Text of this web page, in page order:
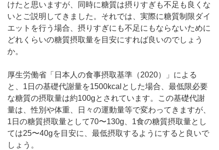
けたと思いますが、同時に糖質は摂りすぎも不足も良くな
いとご説明してきました。それでは、実際に糖質制限ダイ
エットを行う場合、摂りすぎにも不足にもならないために
どれくらいの糖質摂取量を目安にすれば良いのでしょう
か。
厚生労働省「日本人の食事摂取基準（2020）」による
と、1日の基礎代謝量を1500kcalとした場合、最低限必要
な糖質の摂取量は約100gとされています。この基礎代謝
量は、性別や体重、日々の運動量等で変わってきますが、
1日の糖質摂取量として70〜130g、1食の糖質摂取量とし
ては25〜40gを目安に、最低摂取するようにすると良いで
しょう。